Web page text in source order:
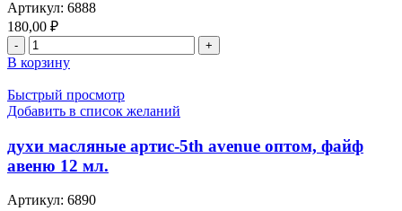
artis
homme
sport
12
Артикул: 6888
180,00 ₽
Количество
товара
духи
масляные
артис
инто
зе
into
В корзину
Быстрый просмотр
Добавить в список желаний
духи масляные артис-5th avenue оптом, файф
авеню 12 мл.
Артикул: 6890